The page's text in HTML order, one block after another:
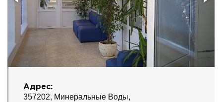
Адрес:
357202, Минеральные Воды,